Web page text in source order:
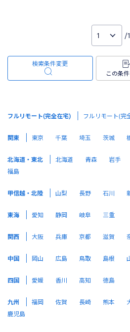
/1
検索条件変更
この条
フルリモート(完全在宅) フルリモート(完
関東 東京 千葉 埼玉 茨城
北海道・東北 北海道 青森 岩手
福島
甲信越・北陸 山梨 長野 石川
東海 愛知 静岡 岐阜 三重
関西 大阪 兵庫 京都 滋賀
中国 岡山 広島 鳥取 島根
四国 愛媛 香川 高知 徳島
九州 福岡 佐賀 長崎 熊本
鹿児島